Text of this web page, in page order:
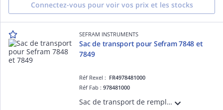
Connectez-vous pour voir vos prix et les stocks
SEFRAM INSTRUMENTS
Sac de transport pour Sefram 7848 et
7849
Réf Rexel : FR4978481000
Réf Fab :978481000
Sac de transport de remplacement pour les mesureurs de champ de la série 780x et de la série 784x et 784xB